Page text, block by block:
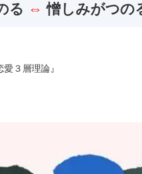
る ⇔ 憎しみがつの
３層理論』